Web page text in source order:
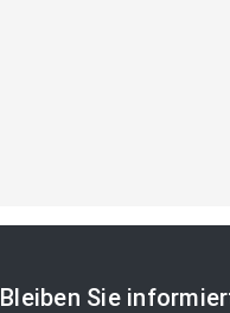
Bleiben Sie